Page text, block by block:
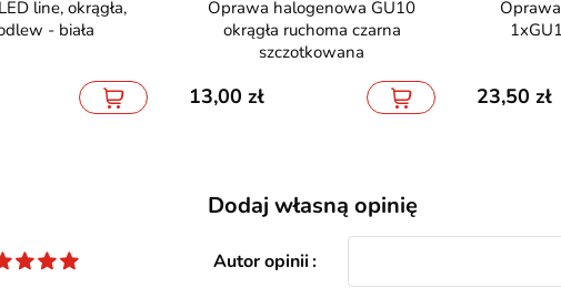
- biała
Oprawa halogenowa GU10
okrągła ruchoma czarna
szczotkowana
13,00
Oprawa wpuszczana Bella
23,50
Dodaj własną opinię
Autor opinii